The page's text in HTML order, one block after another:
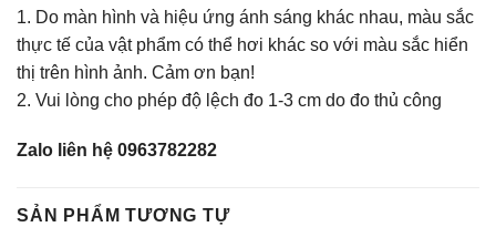
1. Do màn hình và hiệu ứng ánh sáng khác nhau, màu sắc
thực tế của vật phẩm có thể hơi khác so với màu sắc hiển
thị trên hình ảnh. Cảm ơn bạn!
2. Vui lòng cho phép độ lệch đo 1-3 cm do đo thủ công
Zalo liên hệ 0963782282
SẢN PHẨM TƯƠNG TỰ